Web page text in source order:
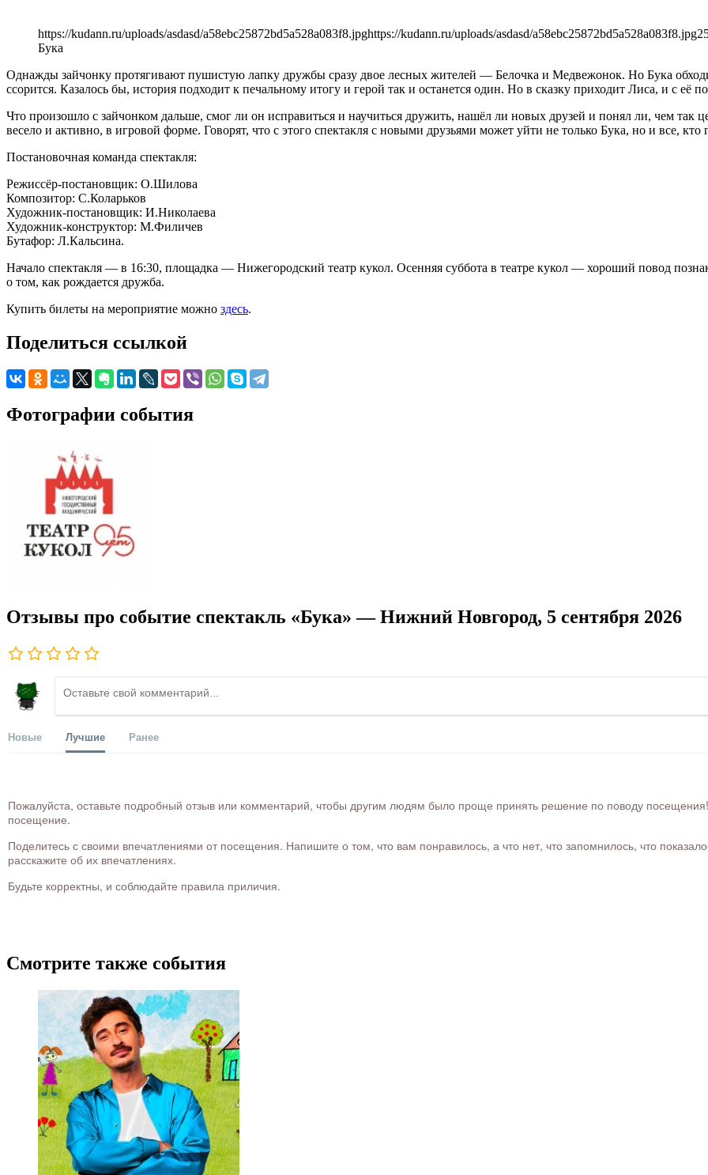
https://kudann.ru/uploads/asdasd/a58ebc25872bd5a528a083f8.jpghttps://kudann.ru/uploads/asdasd/a58ebc25872bd5a528a083f8.jpg
Бука
Однажды зайчонку протягивают пушистую лапку дружбы сразу двое лесных жителей — Белочка и Медвежонок. Но Бука
ссорится. Казалось бы, история подходит к печальному итогу и герой так и останется один. Но в сказку приходит Лиса, и с её
Что произошло с зайчонком дальше, смог ли он исправиться и научиться дружить, нашёл ли новых друзей и понял ли, чем так
весело и активно, в игровой форме. Говорят, что с этого спектакля с новыми друзьями может уйти не только Бука, но и все, кто
Постановочная команда спектакля:
Режиссёр-постановщик: О.Шилова
Композитор: С.Коларьков
Художник-постановщик: И.Николаева
Художник-конструктор: М.Филичев
Бутафор: Л.Кальсина.
Начало спектакля — в 16:30, площадка — Нижегородский театр кукол. Осенняя суббота в театре кукол — хороший повод
о том, как рождается дружба.
Купить билеты на мероприятие можно здесь.
Поделиться ссылкой
Фотографии события
Отзывы про событие спектакль «Бука» — Нижний Новгород, 5 сентября 2026
Новые Лучшие Ранее
Пожалуйста, оставьте подробный отзыв или комментарий, чтобы другим людям было проще принять решение по поводу посещения!
посещение.
Поделитесь с своими впечатлениями от посещения. Напишите о том, что вам понравилось, а что нет, что запомнилось, что
расскажите об их впечатлениях.
Будьте корректны, и соблюдайте правила приличия.
Смотрите также события